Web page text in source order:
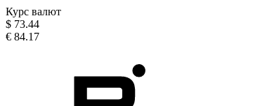
Курс валют
$ 73.44
€ 84.17